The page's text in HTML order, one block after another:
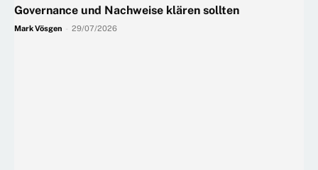
Governance und Nachweise klären sollten
Mark Vösgen 29/07/2026